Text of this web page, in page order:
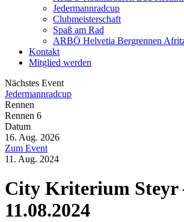
Jedermannradcup
Clubmeisterschaft
Spaß am Rad
ARBÖ Helvetia Bergrennen
Kontakt
Mitglied werden
Nächstes Event
Jedermannradcup
Rennen
Rennen 6
Datum
16. Aug. 2026
Zum Event
11. Aug. 2024
City Kriterium Steyr
11.08.2024